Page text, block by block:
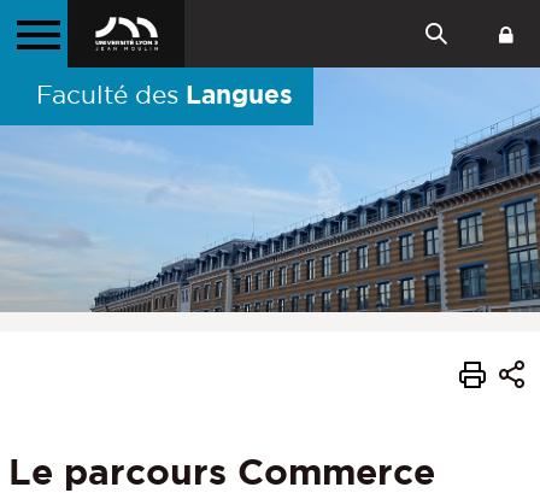
Faculté des Langues
Le parcours Commerce